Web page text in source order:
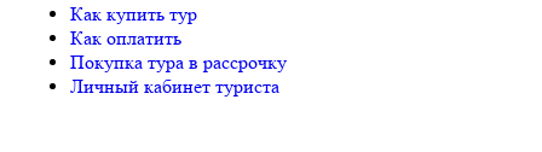
Как купить тур
Как оплатить
Покупка тура в рассрочку
Личный кабинет туриста